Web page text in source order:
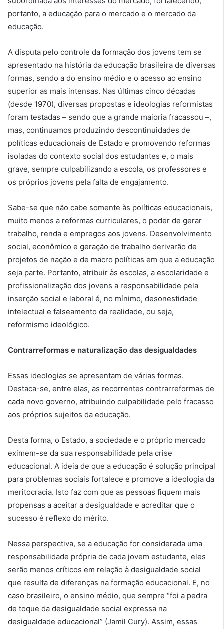
portanto, a educação para o mercado e o mercado da
educação.
A disputa pelo controle da formação dos jovens tem se
apresentado na história da educação brasileira de diversas
formas, sendo a do ensino médio e o acesso ao ensino
superior as mais intensas. Nas últimas cinco décadas
(desde 1970), diversas propostas e ideologias reformistas
foram testadas – sendo que a grande maioria fracassou –,
mas, continuamos produzindo descontinuidades de
políticas educacionais de Estado e promovendo reformas
isoladas do contexto social dos estudantes e, o mais
grave, sempre culpabilizando a escola, os professores e
os próprios jovens pela falta de engajamento.
Sabe-se que não cabe somente às políticas educacionais,
muito menos a reformas curriculares, o poder de gerar
trabalho, renda e empregos aos jovens. Desenvolvimento
social, econômico e geração de trabalho derivarão de
projetos de nação e de macro políticas em que a educação
seja parte. Portanto, atribuir às escolas, a escolaridade e
profissionalização dos jovens a responsabilidade pela
inserção social e laboral é, no mínimo, desonestidade
intelectual e falseamento da realidade, ou seja,
reformismo ideológico.
Contrarreformas e naturalização das desigualdades
Essas ideologias se apresentam de várias formas.
Destaca-se, entre elas, as recorrentes contrarreformas de
cada novo governo, atribuindo culpabilidade pelo fracasso
aos próprios sujeitos da educação.
Desta forma, o Estado, a sociedade e o próprio mercado
eximem-se da sua responsabilidade pela crise
educacional. A ideia de que a educação é solução principal
para problemas sociais fortalece e promove a ideologia da
meritocracia. Isto faz com que as pessoas fiquem mais
propensas a aceitar a desigualdade e acreditar que o
sucesso é reflexo do mérito.
Nessa perspectiva, se a educação for considerada uma
responsabilidade própria de cada jovem estudante, eles
serão menos críticos em relação à desigualdade social
que resulta de diferenças na formação educacional. E, no
caso brasileiro, o ensino médio, que sempre “foi a pedra
de toque da desigualdade social expressa na
desigualdade educacional” (Jamil Cury). Assim, essas